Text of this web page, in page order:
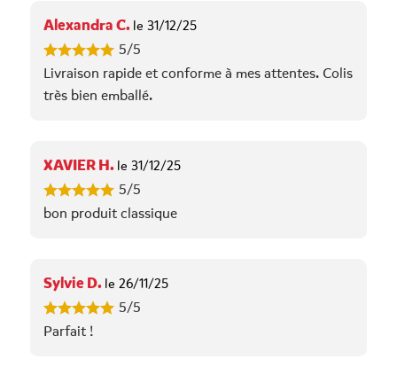
Alexandra C. le 31/12/25
5/5
Livraison rapide et conforme à mes attentes. Colis
très bien emballé.
XAVIER H. le 31/12/25
5/5
bon produit classique
Sylvie D. le 26/11/25
5/5
Parfait !